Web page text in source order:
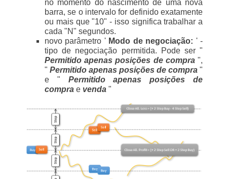
no momento do nascimento de uma nova
barra, se o intervalo for definido exatamente
ou mais que "10" - isso significa trabalhar a
cada "N" segundos.
novo parâmetro ' Modo de negociação: ' -
tipo de negociação permitida. Pode ser "
Permitido apenas posições de compra",
" Permitido apenas posições de compra "
e " Permitido apenas
posições de
compra e venda "